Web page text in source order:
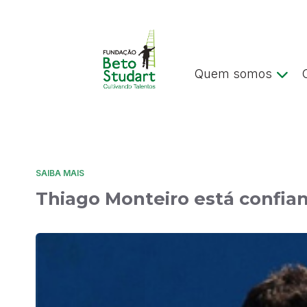
Quem somos
SAIBA MAIS
Thiago Monteiro está